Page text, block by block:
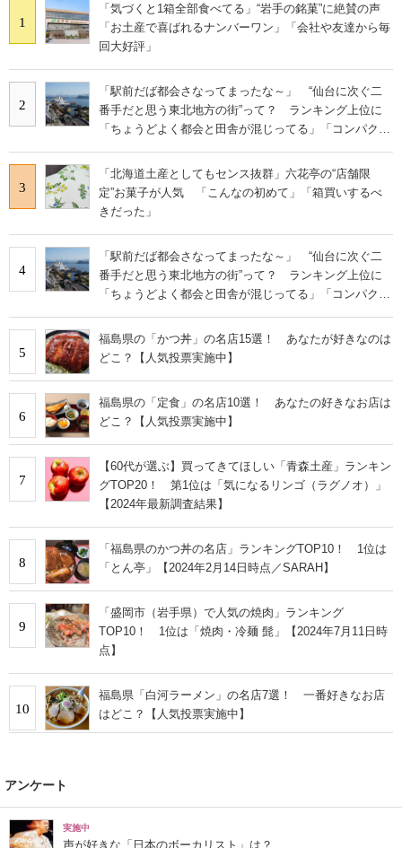
1
「気づくと1箱全部食べてる」“岩手の銘菓”に絶賛の声
「お土産で喜ばれるナンバーワン」「会社や友達から毎
回大好評」
2
「駅前だば都会さなってまったな～」 “仙台に次ぐ二
番手だと思う東北地方の街”って？ ランキング上位に
「ちょうどよく都会と田舎が混じってる」「コンパクト
3
「北海道土産としてもセンス抜群」六花亭の“店舗限
定”お菓子が人気 「こんなの初めて」「箱買いするべ
きだった」
4
「駅前だば都会さなってまったな～」 “仙台に次ぐ二
番手だと思う東北地方の街”って？ ランキング上位に
「ちょうどよく都会と田舎が混じってる」「コンパクト
5
福島県の「かつ丼」の名店15選！ あなたが好きなのは
どこ？【人気投票実施中】
6
福島県の「定食」の名店10選！ あなたの好きなお店は
どこ？【人気投票実施中】
7
【60代が選ぶ】買ってきてほしい「青森土産」ランキン
グTOP20！ 第1位は「気になるリンゴ（ラグノオ）」
【2024年最新調査結果】
8
「福島県のかつ丼の名店」ランキングTOP10！ 1位は
「とん亭」【2024年2月14日時点／SARAH】
9
「盛岡市（岩手県）で人気の焼肉」ランキング
TOP10！ 1位は「焼肉・冷麺 髭」【2024年7月11日時
点】
10
福島県「白河ラーメン」の名店7選！ 一番好きなお店
はどこ？【人気投票実施中】
アンケート
実施中
声が好きな「日本のボーカリスト」は？